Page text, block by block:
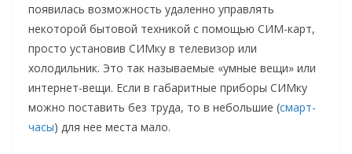
появилась возможность удаленно управлять
некоторой бытовой техникой с помощью СИМ-карт,
просто установив СИМку в телевизор или
холодильник. Это так называемые «умные вещи» или
интернет-вещи. Если в габаритные приборы СИМку
можно поставить без труда, то в небольшие (смарт-
часы) для нее места мало.